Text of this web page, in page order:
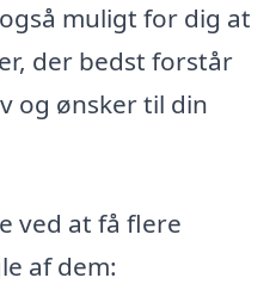
muligt for dig at
der bedst forstår
og ønsker til din
ved at få flere
af dem: